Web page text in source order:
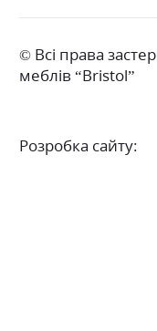
© Всі права
меблів “Bristol”
Розробка сайту: